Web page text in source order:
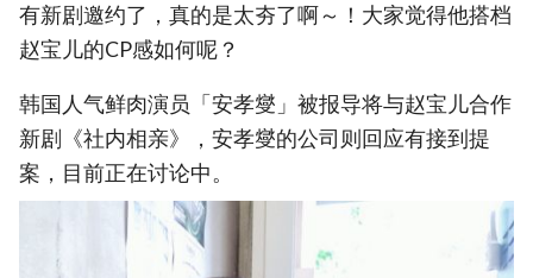
有新剧邀约了，真的是太夯了啊～！大家觉得他搭档
赵宝儿的CP感如何呢？
韩国人气鲜肉演员「安孝燮」被报导将与赵宝儿合作
新剧《社内相亲》，安孝燮的公司则回应有接到提
案，目前正在讨论中。